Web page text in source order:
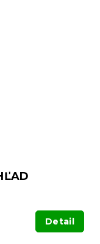
Detail